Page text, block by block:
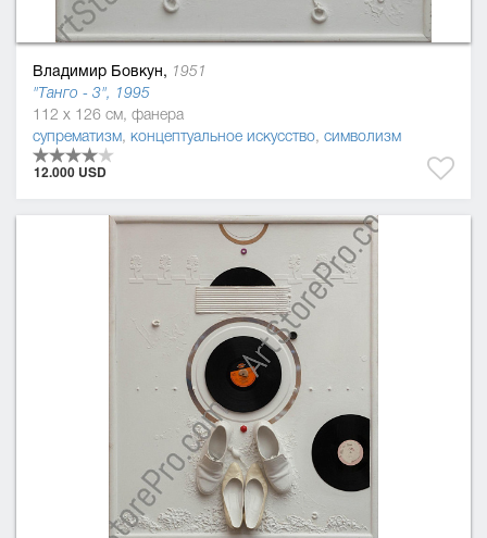
Владимир Бовкун, 1951
"Танго - 3", 1995
112 x 126 см, фанера
супрематизм, концептуальное искусство, символизм
12.000 USD